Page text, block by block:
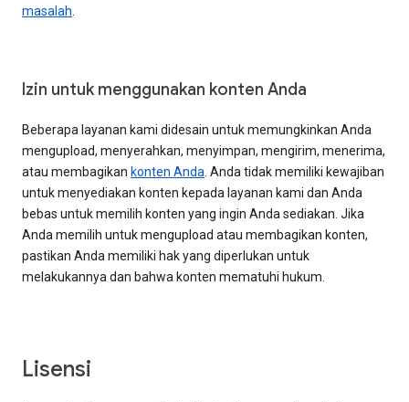
masalah.
Izin untuk menggunakan konten Anda
Beberapa layanan kami didesain untuk memungkinkan Anda
mengupload, menyerahkan, menyimpan, mengirim, menerima,
atau membagikan konten Anda. Anda tidak memiliki kewajiban
untuk menyediakan konten kepada layanan kami dan Anda
bebas untuk memilih konten yang ingin Anda sediakan. Jika
Anda memilih untuk mengupload atau membagikan konten,
pastikan Anda memiliki hak yang diperlukan untuk
melakukannya dan bahwa konten mematuhi hukum.
Lisensi